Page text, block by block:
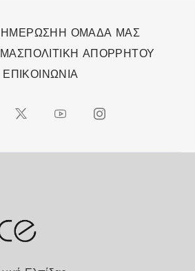
Η ΟΜΑΔΑ ΜΑΣ
ΠΟΛΙΤΙΚΗ ΑΠΟΡΡΗΤΟΥ
ΕΠΙΚΟΙΝΩΝΙΑ